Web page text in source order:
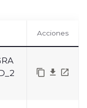
Acciones